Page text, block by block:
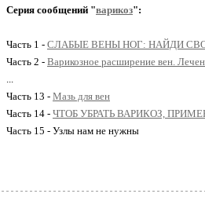
Серия сообщений "варикоз":
Часть 1 - СЛАБЫЕ ВЕНЫ НОГ: НАЙДИ
Часть 2 - Варикозное расширение вен.
...
Часть 13 - Мазь для вен
Часть 14 - ЧТОБ УБРАТЬ ВАРИКОЗ,
Часть 15 - Узлы нам не нужны